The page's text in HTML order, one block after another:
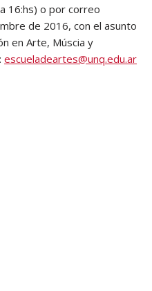
16:hs) o por correo
de 2016, con el asunto
en Arte, Múscia y
escueladeartes@unq.edu.ar